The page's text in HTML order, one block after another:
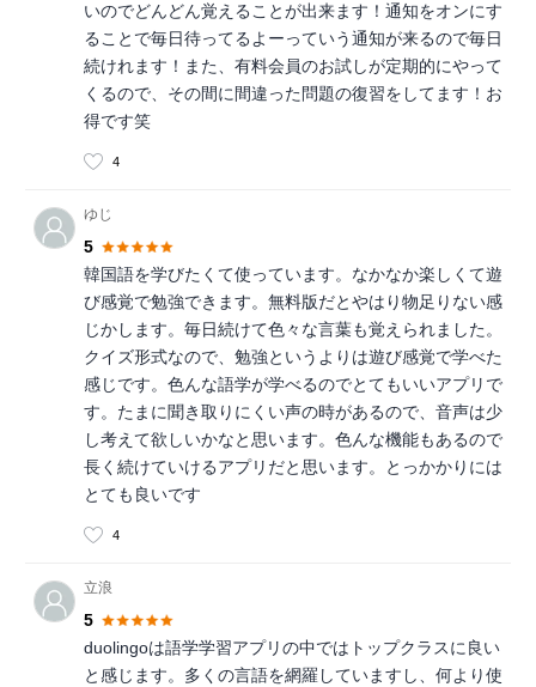
いのでどんどん覚えることが出来ます！通知をオンにす
ることで毎日待ってるよーっていう通知が来るので毎日
続けれます！また、有料会員のお試しが定期的にやって
くるので、その間に間違った問題の復習をしてます！お
得です笑
4
ゆじ
5
韓国語を学びたくて使っています。なかなか楽しくて遊
び感覚で勉強できます。無料版だとやはり物足りない感
じかします。毎日続けて色々な言葉も覚えられました。
クイズ形式なので、勉強というよりは遊び感覚で学べた
感じです。色んな語学が学べるのでとてもいいアプリで
す。たまに聞き取りにくい声の時があるので、音声は少
し考えて欲しいかなと思います。色んな機能もあるので
長く続けていけるアプリだと思います。とっかかりには
とても良いです
4
立浪
5
duolingoは語学学習アプリの中ではトップクラスに良い
と感じます。多くの言語を網羅していますし、何より使